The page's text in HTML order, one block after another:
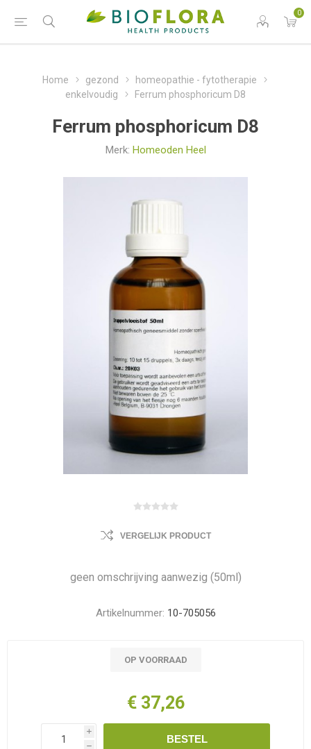
0
Home gezond
homeopathie - fytotherapie
enkelvoudig
Ferrum phosphoricum D8
Ferrum phosphoricum D8
Merk: Homeoden Heel
VERGELIJK PRODUCT
geen omschrijving aanwezig (50ml)
Artikelnummer: 10-705056
OP VOORRAAD
€ 37,26
i
h
BESTEL